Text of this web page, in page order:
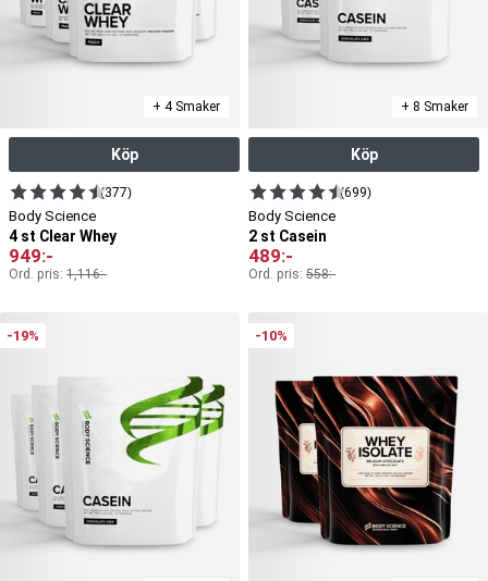
+ 4 Smaker
Köp
(377)
Body Science
4 st Clear Whey
949:-
Ord. pris: 1,116:-
+ 8 Smaker
Köp
(699)
Body Science
2 st Casein
489:-
Ord. pris: 558:-
-19% -10%